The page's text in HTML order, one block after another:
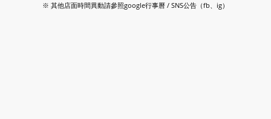
※ 其他店面時間異動請參照google行事曆 / SNS公告（fb、ig）